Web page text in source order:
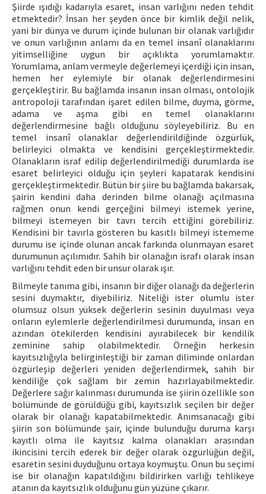
Şiirde ışıdığı kadarıyla esaret, insan varlığını neden tehdit
etmektedir? İnsan her şeyden önce bir kimlik değil nelik,
yani bir dünya ve durum içinde bulunan bir olanak varlığıdır
ve onun varlığının anlamı da en temel insanî olanaklarını
yitimselliğine uygun bir açıklıkta yorumlamaktır.
Yorumlama, anlam vermeyle değerlemeyi içerdiği için insan,
hemen her eylemiyle bir olanak değerlendirmesini
gerçekleştirir. Bu bağlamda insanın insan olması, ontolojik
antropoloji tarafından işaret edilen bilme, duyma, görme,
adama ve aşma gibi en temel olanaklarını
değerlendirmesine bağlı olduğunu söyleyebiliriz. Bu en
temel insanî olanaklar değerlendirildiğinde özgürlük,
belirleyici olmakta ve kendisini gerçekleştirmektedir.
Olanakların israf edilip değerlendirilmediği durumlarda ise
esaret belirleyici olduğu için şeyleri kapatarak kendisini
gerçekleştirmektedir. Bütün bir şiire bu bağlamda bakarsak,
şairin kendini daha derinden bilme olanağı açılmasına
rağmen onun kendi gerçeğini bilmeyi istemek yerine,
bilmeyi istemeyen bir tavrı tercih ettiğini görebiliriz.
Kendisini bir tavırla gösteren bu kasıtlı bilmeyi istememe
durumu ise içinde olunan ancak farkında olunmayan esaret
durumunun açılımıdır. Sahih bir olanağın israfı olarak insan
varlığını tehdit eden bir unsur olarak ışır.
Bilmeyle tanıma gibi, insanın bir diğer olanağı da değerlerin
sesini duymaktır, diyebiliriz. Niteliği ister olumlu ister
olumsuz olsun yüksek değerlerin sesinin duyulması veya
onların eylemlerle değerlendirilmesi durumunda, insan en
azından ötekilerden kendisini ayırabilecek bir kendilik
zeminine sahip olabilmektedir. Örneğin herkesin
kayıtsızlığıyla belirginleştiği bir zaman diliminde onlardan
özgürleşip değerleri yeniden değerlendirmek, sahih bir
kendiliğe çok sağlam bir zemin hazırlayabilmektedir.
Değerlere sağır kalınması durumunda ise şiirin özellikle son
bölümünde de görüldüğü gibi, kayıtsızlık seçilen bir değer
olarak bir olanağı kapatabilmektedir. Anımsanacağı gibi
şiirin son bölümünde şair, içinde bulunduğu duruma karşı
kayıtlı olma ile kayıtsız kalma olanakları arasından
ikincisini tercih ederek bir değer olarak özgürlüğün değil,
esaretin sesini duyduğunu ortaya koymuştu. Onun bu seçimi
ise bir olanağın kapatıldığını bildirirken varlığı tehlikeye
atanın da kayıtsızlık olduğunu gün yüzüne çıkarır.